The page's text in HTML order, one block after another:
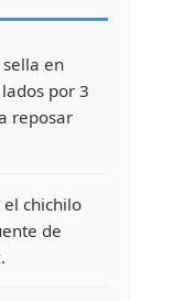
en
por 3
reposar
chichilo
de